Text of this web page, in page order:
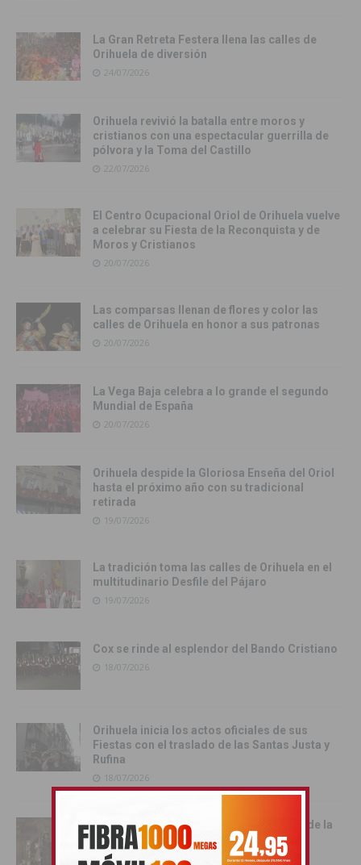
La Gran Retreta Festera llena las calles de
Orihuela de diversión
24/07/2026
Orihuela revivió la batalla entre moros y
cristianos con una espectacular guerrilla de
pólvora y la Toma del Castillo
22/07/2026
El Centro Ocupacional Oriol de Orihuela vuelve
a celebrar su Fiesta de la Reconquista y de
Moros y Cristianos
20/07/2026
Las comparsas llenan de flores y color las
calles de Orihuela en honor a sus patronas
20/07/2026
La Vega Baja celebra a lo grande el segundo
Mundial de España
20/07/2026
Orihuela despide la Gloriosa Enseña del Oriol
hasta el próximo año con su tradicional
retirada
19/07/2026
La tradición toma las calles de Orihuela en el
multitudinario Desfile del Pájaro
19/07/2026
Cox se rinde al esplendor del Bando Cristiano
18/07/2026
Orihuela inicia los actos oficiales de sus
Fiestas con el traslado de las Santas Justa y
Rufina
18/07/2026
Cox vive su día grande con la procesión de la
Virgen del Carmen
17/07/2026